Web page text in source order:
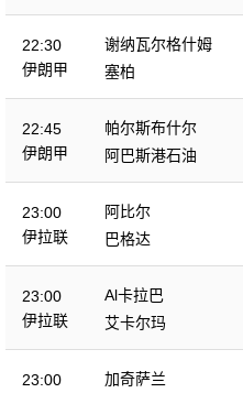
22:30
伊朗甲
谢纳瓦尔格什姆
塞柏
22:45
伊朗甲
帕尔斯布什尔
阿巴斯港石油
23:00
伊拉联
阿比尔
巴格达
23:00
伊拉联
Al卡拉巴
艾卡尔玛
23:00
加奇萨兰